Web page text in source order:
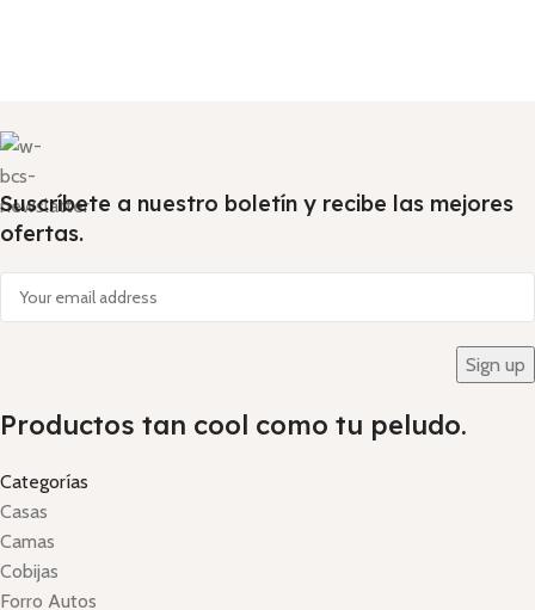
Suscríbete a nuestro boletín y recibe las mejores
ofertas.
Productos tan cool como tu peludo.
Categorías
Casas
Camas
Cobijas
Forro Autos